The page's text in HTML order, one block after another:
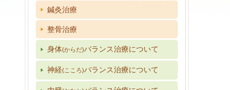
鍼灸治療
整骨治療
身体(からだ)バランス治療について
神経(こころ)バランス治療について